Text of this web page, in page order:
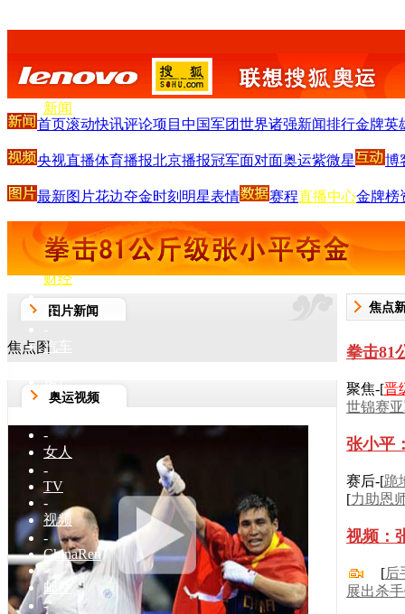
搜狐首页
新闻
-
-
-
V
-
财经
-
IT
汽车
-
女人
-
TV
-
视频
-
ChinaRen
-
邮件
-
首页滚动快讯评论项目 中国军团世界诸强新闻排行金牌英
央视直播体育播报北京播报冠军面对面奥运紫微星 博
最新图片花边夺金时刻 明星表情 赛程直播中心金牌榜
图片新闻
焦点图
奥运视频
焦点
拳击81
聚焦-[晋
世锦赛
张小平
赛后-[跪
[力助恩
视频：
[后
展出杀